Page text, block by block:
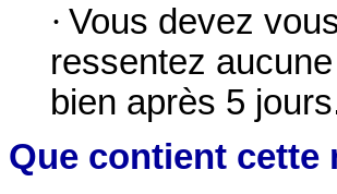
· Vous devez
ressentez
bien après 5
Que contient cette